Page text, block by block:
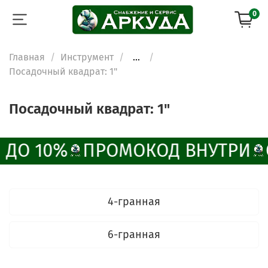
0
Главная Инструмент
...
Посадочный квадрат: 1"
Посадочный квадрат: 1"
10% ПРОМОКОД ВНУТРИ
4-гранная
6-гранная
ChatApp
Наши мессенджеры